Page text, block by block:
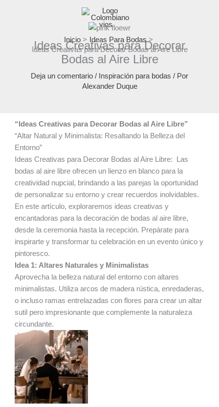
Inicio
Ideas Para Bodas
Ideas Creativas para Decorar Bodas al Aire Libre
Ideas Creativas para Decorar
Bodas al Aire Libre
Deja un comentario / Inspiración para bodas / Por
Alexander Duque
“Ideas Creativas para Decorar Bodas al Aire Libre”
“Altar Natural y Minimalista: Resaltando la Belleza del
Entorno”
Ideas Creativas para Decorar Bodas al Aire Libre: Las
bodas al aire libre ofrecen un lienzo en blanco para la
creatividad nupcial, brindando a las parejas la oportunidad
de personalizar su entorno y crear recuerdos inolvidables.
En este artículo, exploraremos ideas creativas y
encantadoras para la decoración de bodas al aire libre,
desde la ceremonia hasta la recepción. Prepárate para
inspirarte y transformar tu celebración en un evento único y
pintoresco.
Idea 1: Altares Naturales y Minimalistas
Aprovecha la belleza natural del entorno con altares
minimalistas. Utiliza arcos de madera rústica, enredaderas,
o incluso ramas entrelazadas con flores para crear un altar
sutil pero impresionante que complemente la naturaleza
circundante.